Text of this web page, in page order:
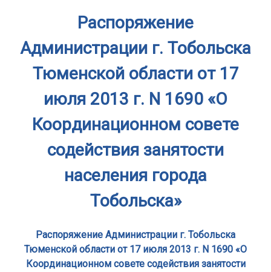
Распоряжение
Администрации г. Тобольска
Тюменской области от 17
июля 2013 г. N 1690 «О
Координационном совете
содействия занятости
населения города
Тобольска»
Распоряжение Администрации г. Тобольска
Тюменской области от 17 июля 2013 г. N 1690 «О
Координационном совете содействия занятости